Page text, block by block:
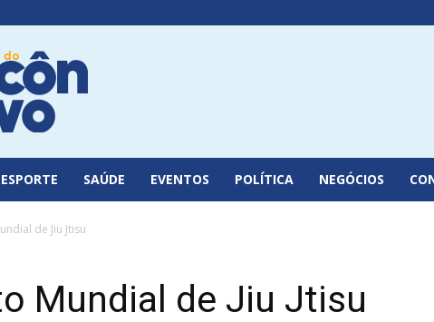
ESPORTE SAÚDE EVENTOS POLÍTICA NEGÓCIOS
de Jiu Jtisu
Mundial de Jiu Jtisu